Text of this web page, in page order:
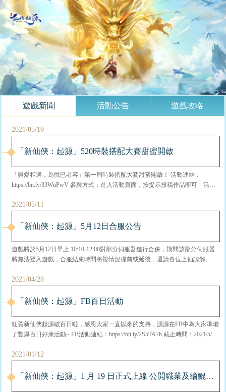
遊戲新聞 活動公告 遊戲攻略
2021/05/19
「新仙俠：起源」520時裝搭配大賽甜蜜開啟
「與愛相遇，為悅已者容」第一屆時裝搭配大賽甜蜜開啟！ 活動連結：
https://bit.ly/33WuPwV 參與方式：進入活動頁面，按提示投稿作品即可 活動
驗藥x1、上古通行證x3、仙府資源包（大）x1 （成功投稿並通過...
2021/05/11
「新仙俠：起源」5月12日合服公告
遊戲將於5月12日早上 10:10-12:00對部分伺服器進行合併，期間該部分伺服器
將無法登入遊戲，合服結束時間將視情況提前或延後，還請各位上仙諒解。 合
賽：參賽資格由各服仙盟戰力排名前6的仙盟獲得。 跨服陣營：原陣營解除，
2021/04/28
「新仙俠：起源」FB百日活動
狂賀新仙俠起源破百日啦，感恩大家一直以來的支持，源源在FB中為大家準備
了豐厚百日好康活動~ FB活動連結：https://bit.ly/2S5TA7b 截止時間：2021/5/7
寶序列 任務2：FB活動貼文轉發滿100，送出百日...
2021/01/12
「新仙俠：起源」1 月 19 日正式上線 公開職業及繪鯤活動介紹